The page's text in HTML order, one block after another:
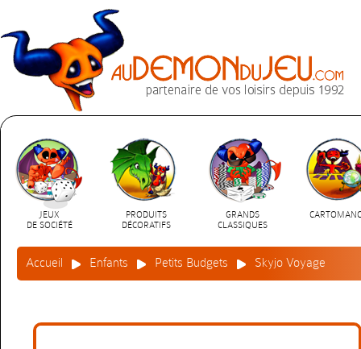
JEUX
DE SOCIÉTÉ
PRODUITS
DÉCORATIFS
GRANDS
CLASSIQUES
Accueil Enfants Petits Budgets Skyjo Voyage